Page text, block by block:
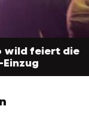
wild feiert die